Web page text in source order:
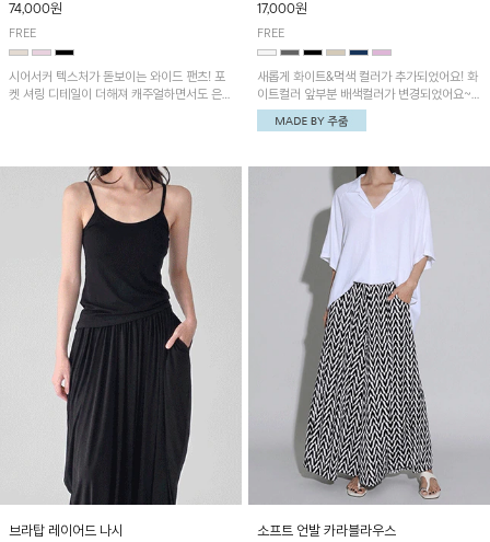
74,000원
FREE
시어서커 텍스처가 돋보이는 와이드 팬츠! 포
켓 셔링 디테일이 더해져 캐주얼하면서도 은은
아이템으로 활용하기 좋아요~
17,000원
FREE
새롭게 화이트&먹색 컬러가 추가되었어요! 화
이트컬러 앞부분 배색컬러가 변경되었어요~
중앙 린넨배색으로 유니크하면서 페이즐리 패
턴으로 감각적인 분위기를 연출이 가능한 티셔
브라탑 레이어드 나시
소프트 언발 카라블라우스